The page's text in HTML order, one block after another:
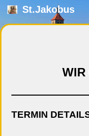
Zum
St.Jakobus
WIR
TERMIN